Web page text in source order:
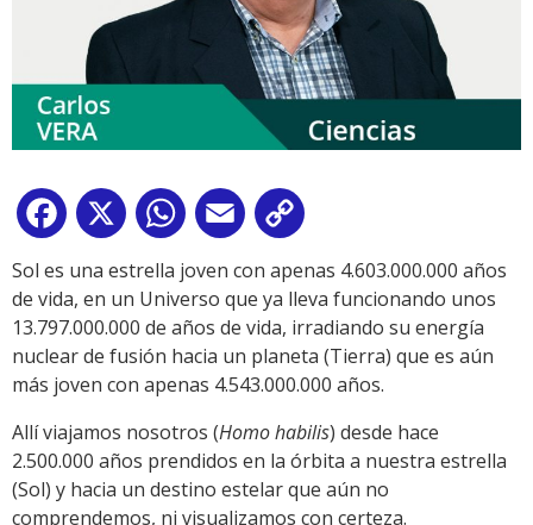
Facebook
X WhatsApp
Email
Link
Sol es una estrella joven con apenas 4.603.000.000 años
de vida, en un Universo que ya lleva funcionando unos
13.797.000.000 de años de vida, irradiando su energía
nuclear de fusión hacia un planeta (Tierra) que es aún
más joven con apenas 4.543.000.000 años.
Allí viajamos nosotros (Homo habilis) desde hace
2.500.000 años prendidos en la órbita a nuestra estrella
(Sol) y hacia un destino estelar que aún no
comprendemos, ni visualizamos con certeza.